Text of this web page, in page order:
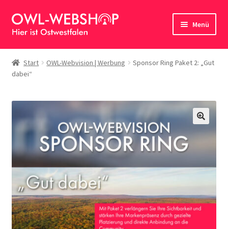
Zur
Navigation
Zum
Inhalt
Menü
Startseite
AGB für Dienstleistungen und Werbeschaltungen
Allgemeine Geschäftsbedingungen (AGB)
Datenschutzerklärung
Impressum
Kasse
Mein Konto
Start OWL-Webvision | Werbung
Sponsor Ring Paket 2: „Gut
dabei“
🔍